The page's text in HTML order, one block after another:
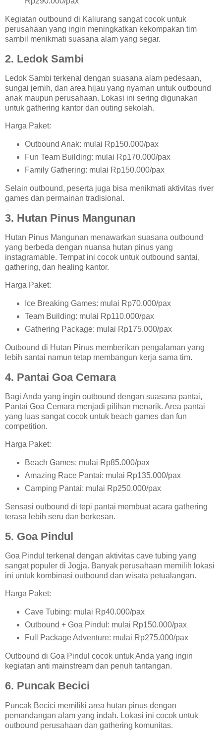
Kegiatan outbound di Kaliurang sangat cocok untuk
perusahaan yang ingin meningkatkan kekompakan tim
sambil menikmati suasana alam yang segar.
2. Ledok Sambi
Ledok Sambi terkenal dengan suasana alam pedesaan,
sungai jernih, dan area hijau yang nyaman untuk outbound
anak maupun perusahaan. Lokasi ini sering digunakan
untuk gathering kantor dan outing sekolah.
Harga Paket:
Outbound Anak: mulai Rp150.000/pax
Fun Team Building: mulai Rp170.000/pax
Family Gathering: mulai Rp150.000/pax
Selain outbound, peserta juga bisa menikmati aktivitas river
games dan permainan tradisional.
3. Hutan Pinus Mangunan
Hutan Pinus Mangunan menawarkan suasana outbound
yang berbeda dengan nuansa hutan pinus yang
instagramable. Tempat ini cocok untuk outbound santai,
gathering, dan healing kantor.
Harga Paket:
Ice Breaking Games: mulai Rp70.000/pax
Team Building: mulai Rp110.000/pax
Gathering Package: mulai Rp175.000/pax
Outbound di Hutan Pinus memberikan pengalaman yang
lebih santai namun tetap membangun kerja sama tim.
4. Pantai Goa Cemara
Bagi Anda yang ingin outbound dengan suasana pantai,
Pantai Goa Cemara menjadi pilihan menarik. Area pantai
yang luas sangat cocok untuk beach games dan fun
competition.
Harga Paket:
Beach Games: mulai Rp85.000/pax
Amazing Race Pantai: mulai Rp135.000/pax
Camping Pantai: mulai Rp250.000/pax
Sensasi outbound di tepi pantai membuat acara gathering
terasa lebih seru dan berkesan.
5. Goa Pindul
Goa Pindul terkenal dengan aktivitas cave tubing yang
sangat populer di Jogja. Banyak perusahaan memilih lokasi
ini untuk kombinasi outbound dan wisata petualangan.
Harga Paket:
Cave Tubing: mulai Rp40.000/pax
Outbound + Goa Pindul: mulai Rp150.000/pax
Full Package Adventure: mulai Rp275.000/pax
Outbound di Goa Pindul cocok untuk Anda yang ingin
kegiatan anti mainstream dan penuh tantangan.
6. Puncak Becici
Puncak Becici memiliki area hutan pinus dengan
pemandangan alam yang indah. Lokasi ini cocok untuk
outbound perusahaan dan gathering komunitas.